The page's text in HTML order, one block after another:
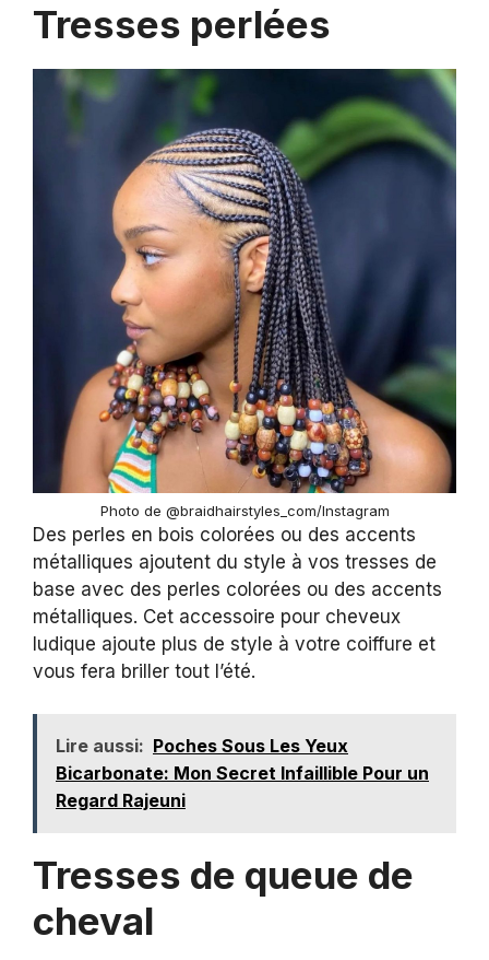
Tresses perlées
Photo de @braidhairstyles_com/Instagram
Des perles en bois colorées ou des accents
métalliques ajoutent du style à vos tresses de
base avec des perles colorées ou des accents
métalliques. Cet accessoire pour cheveux
ludique ajoute plus de style à votre coiffure et
vous fera briller tout l’été.
Lire aussi: Poches Sous Les Yeux
Bicarbonate: Mon Secret Infaillible Pour un
Regard Rajeuni
Tresses de queue de
cheval